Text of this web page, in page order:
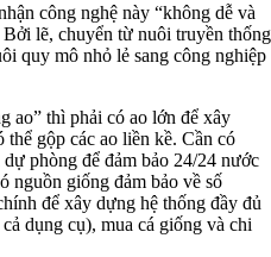
công nghệ này “không dễ và
lẽ, chuyển từ nuôi truyền thống
quy mô nhỏ lẻ sang công nghiệp
ao” thì phải có ao lớn để xây
gộp các ao liền kề. Cần có
phòng để đảm bảo 24/24 nước
nguồn giống đảm bảo về số
để xây dựng hệ thống đầy đủ
dụng cụ), mua cá giống và chi